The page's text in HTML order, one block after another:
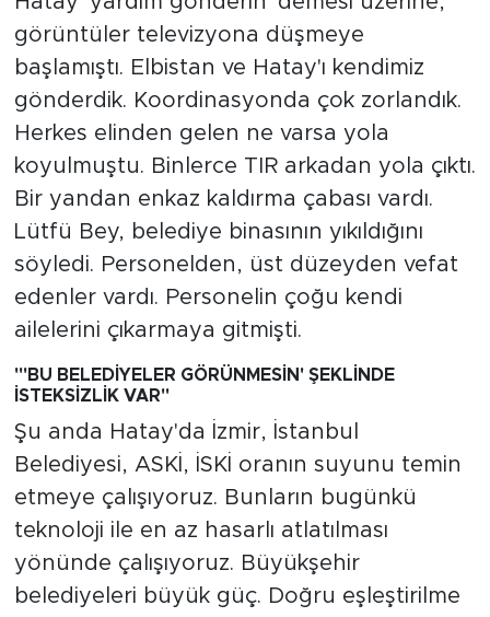
görüntüler televizyona düşmeye
başlamıştı. Elbistan ve Hatay'ı kendimiz
gönderdik. Koordinasyonda çok zorlandık.
Herkes elinden gelen ne varsa yola
koyulmuştu. Binlerce TIR arkadan yola çıktı.
Bir yandan enkaz kaldırma çabası vardı.
Lütfü Bey, belediye binasının yıkıldığını
söyledi. Personelden, üst düzeyden vefat
edenler vardı. Personelin çoğu kendi
ailelerini çıkarmaya gitmişti.
"'BU BELEDİYELER GÖRÜNMESİN' ŞEKLİNDE
İSTEKSİZLİK VAR"
Şu anda Hatay'da İzmir, İstanbul
Belediyesi, ASKİ, İSKİ oranın suyunu temin
etmeye çalışıyoruz. Bunların bugünkü
teknoloji ile en az hasarlı atlatılması
yönünde çalışıyoruz. Büyükşehir
belediyeleri büyük güç. Doğru eşleştirilme